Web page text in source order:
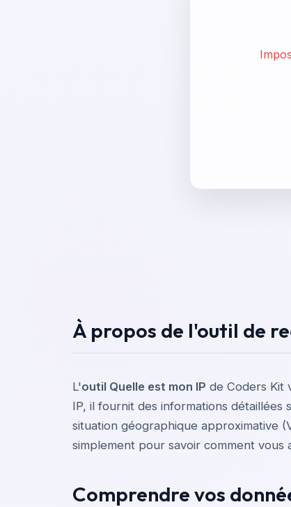
À propos de l'outil de
L'outil Quelle est mon IP de Coders Kit
IP, il fournit des informations
situation géographique approximative
simplement pour savoir comment vous
Comprendre vos